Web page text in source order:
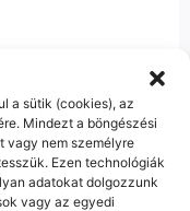
a sütik (cookies), az
Mindezt a böngészési
vagy nem személyre
Ezen technológiák
adatokat dolgozzunk
vagy az egyedi
szereplői vagyunk.
kérdésed van, élő
is megtalálsz